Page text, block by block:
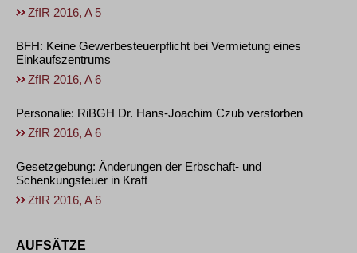
ZfIR 2016, A 5
BFH: Keine Gewerbesteuerpflicht bei Vermietung eines
Einkaufszentrums
ZfIR 2016, A 6
Personalie: RiBGH Dr. Hans-Joachim Czub verstorben
ZfIR 2016, A 6
Gesetzgebung: Änderungen der Erbschaft- und
Schenkungsteuer in Kraft
ZfIR 2016, A 6
AUFSÄTZE